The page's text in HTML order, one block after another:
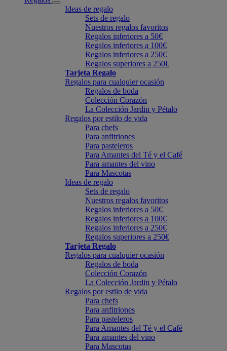
Ideas de regalo
Sets de regalo
Nuestros regalos favoritos
Regalos inferiores a 50€
Regalos inferiores a 100€
Regalos inferiores a 250€
Regalos superiores a 250€
Tarjeta Regalo
Regalos para cualquier ocasión
Regalos de boda
Colección Corazón
La Colección Jardin y Pétalo
Regalos por estilo de vida
Para chefs
Para anfitriones
Para pasteleros
Para Amantes del Té y el Café
Para amantes del vino
Para Mascotas
Ideas de regalo
Sets de regalo
Nuestros regalos favoritos
Regalos inferiores a 50€
Regalos inferiores a 100€
Regalos inferiores a 250€
Regalos superiores a 250€
Tarjeta Regalo
Regalos para cualquier ocasión
Regalos de boda
Colección Corazón
La Colección Jardin y Pétalo
Regalos por estilo de vida
Para chefs
Para anfitriones
Para pasteleros
Para Amantes del Té y el Café
Para amantes del vino
Para Mascotas